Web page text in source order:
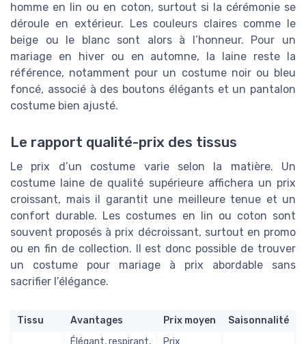
homme en lin ou en coton, surtout si la cérémonie se
déroule en extérieur. Les couleurs claires comme le
beige ou le blanc sont alors à l’honneur. Pour un
mariage en hiver ou en automne, la laine reste la
référence, notamment pour un costume noir ou bleu
foncé, associé à des boutons élégants et un pantalon
costume bien ajusté.
Le rapport qualité-prix des tissus
Le prix d’un costume varie selon la matière. Un
costume laine de qualité supérieure affichera un prix
croissant, mais il garantit une meilleure tenue et un
confort durable. Les costumes en lin ou coton sont
souvent proposés à prix décroissant, surtout en promo
ou en fin de collection. Il est donc possible de trouver
un costume pour mariage à prix abordable sans
sacrifier l’élégance.
Tissu Avantages Prix moyen Saisonnalité